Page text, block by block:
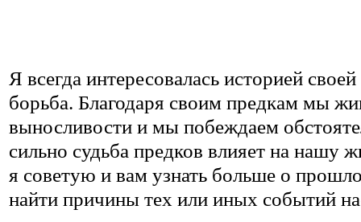
Я всегда интересовалась историей
борьба. Благодаря своим предкам мы
выносливости и мы побеждаем
сильно судьба предков влияет на нашу
я советую и вам узнать больше о
найти причины тех или иных событий